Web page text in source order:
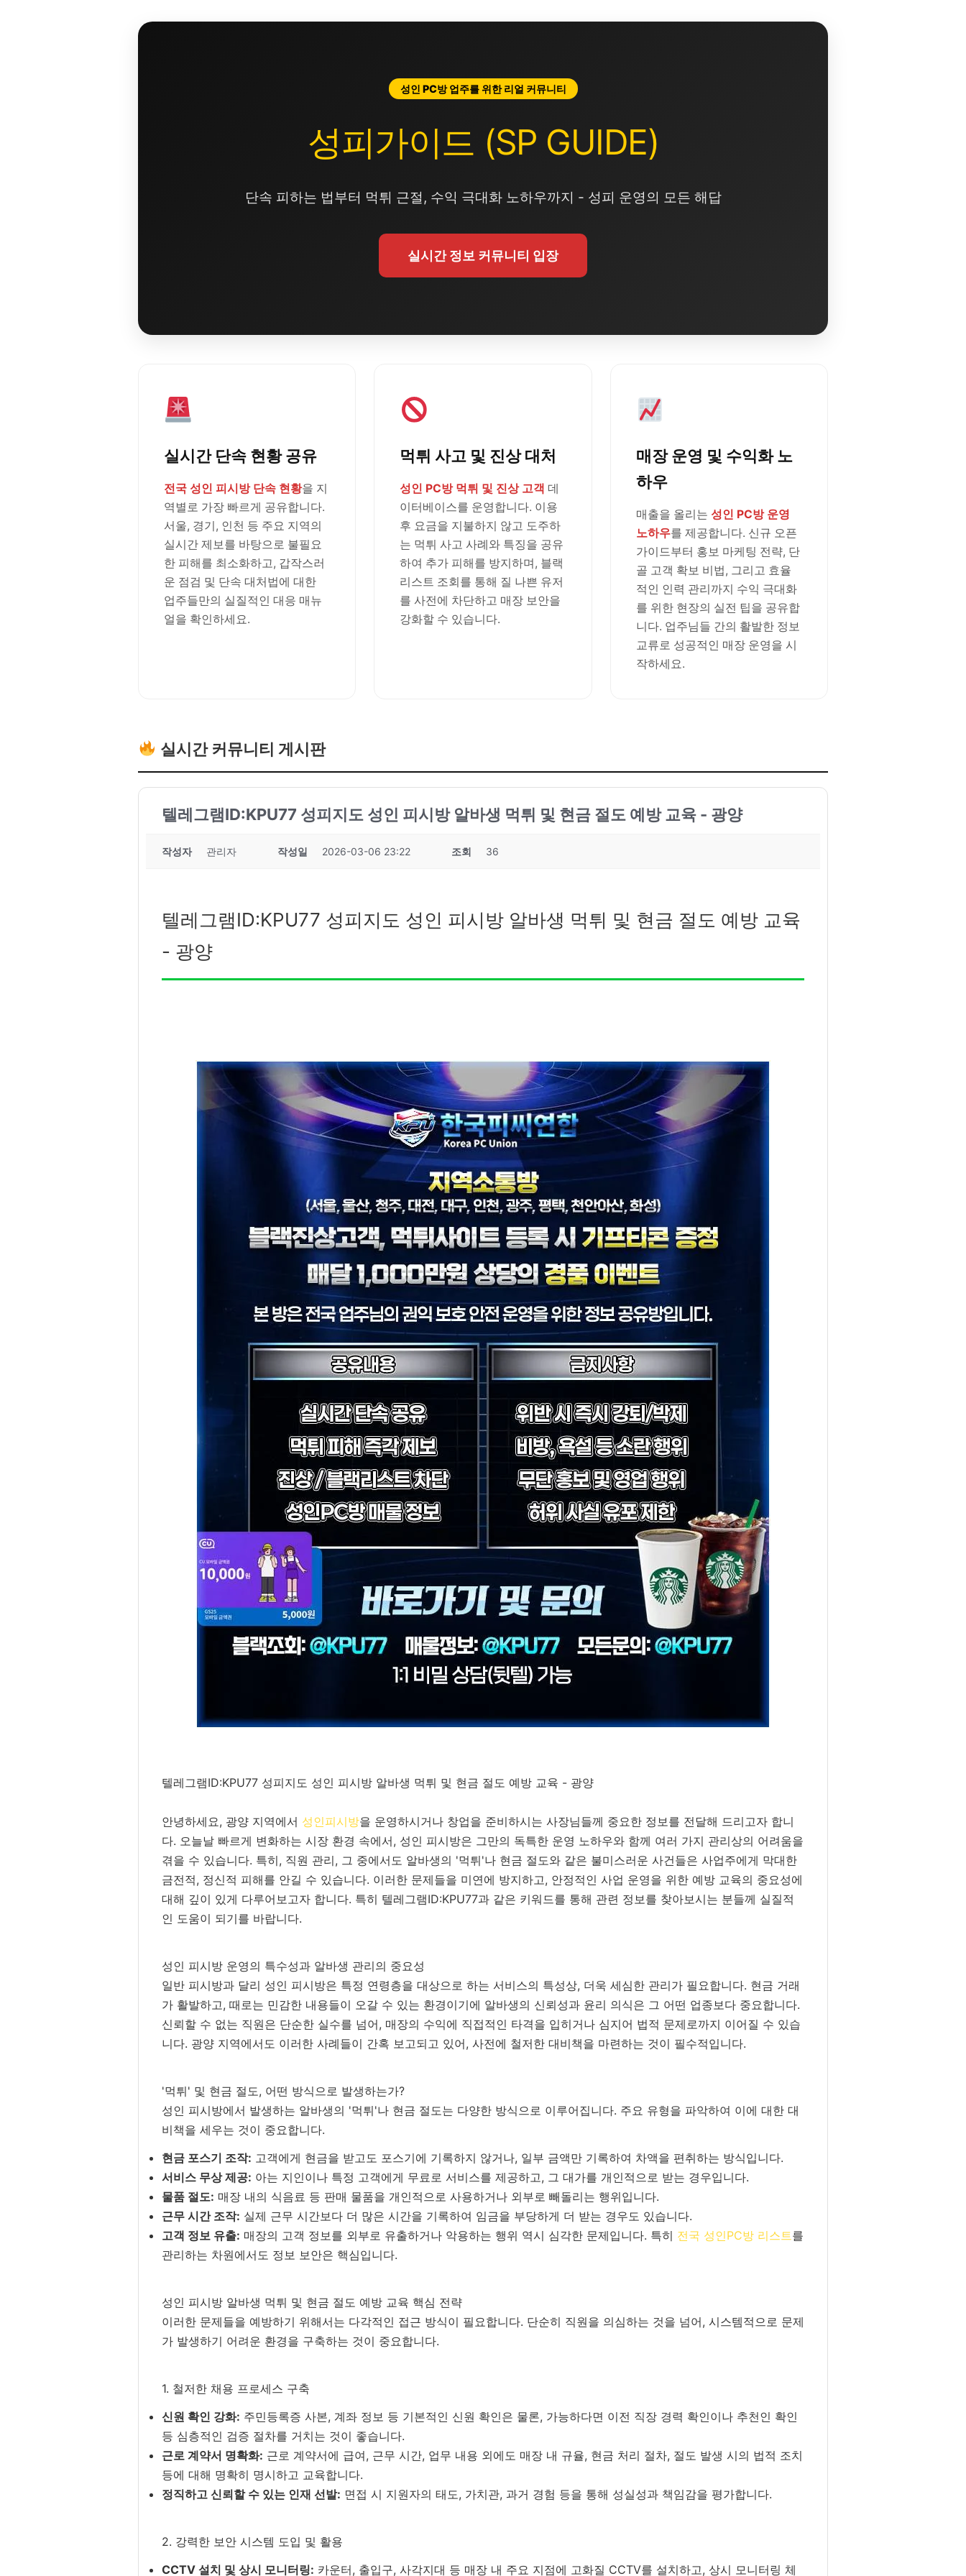
성인 PC방 업주를 위한 리얼 커뮤니티
성피가이드 (SP GUIDE)
단속 피하는 법부터 먹튀 근절, 수익 극대화 노하우까지 - 성피 운영의 모든 해답
실시간 정보 커뮤니티 입장
실시간 단속 현황 공유
전국 성인 피시방 단속 현황을 지
역별로 가장 빠르게 공유합니다.
서울, 경기, 인천 등 주요 지역의
실시간 제보를 바탕으로 불필요
한 피해를 최소화하고, 갑작스러
운 점검 및 단속 대처법에 대한
업주들만의 실질적인 대응 매뉴
얼을 확인하세요.
먹튀 사고 및 진상 대처
성인 PC방 먹튀 및 진상 고객 데
이터베이스를 운영합니다. 이용
후 요금을 지불하지 않고 도주하
는 먹튀 사고 사례와 특징을 공유
하여 추가 피해를 방지하며, 블랙
리스트 조회를 통해 질 나쁜 유저
를 사전에 차단하고 매장 보안을
강화할 수 있습니다.
매장 운영 및 수익화 노
하우
매출을 올리는 성인 PC방 운영
노하우를 제공합니다. 신규 오픈
가이드부터 홍보 마케팅 전략, 단
골 고객 확보 비법, 그리고 효율
적인 인력 관리까지 수익 극대화
를 위한 현장의 실전 팁을 공유합
니다. 업주님들 간의 활발한 정보
교류로 성공적인 매장 운영을 시
작하세요.
실시간 커뮤니티 게시판
텔레그램ID:KPU77 성피지도 성인 피시방 알바생 먹튀 및 현금 절도 예방 교육 - 광양
작성자 관리자 작성일 2026-03-06 23:22 조회 36
텔레그램ID:KPU77 성피지도 성인 피시방 알바생 먹튀 및 현금 절도 예방 교육
- 광양
텔레그램ID:KPU77 성피지도 성인 피시방 알바생 먹튀 및 현금 절도 예방 교육 - 광양
안녕하세요, 광양 지역에서 성인피시방을 운영하시거나 창업을 준비하시는 사장님들께 중요한 정보를 전달해 드리고자 합니
다. 오늘날 빠르게 변화하는 시장 환경 속에서, 성인 피시방은 그만의 독특한 운영 노하우와 함께 여러 가지 관리상의 어려움을
겪을 수 있습니다. 특히, 직원 관리, 그 중에서도 알바생의 '먹튀'나 현금 절도와 같은 불미스러운 사건들은 사업주에게 막대한
금전적, 정신적 피해를 안길 수 있습니다. 이러한 문제들을 미연에 방지하고, 안정적인 사업 운영을 위한 예방 교육의 중요성에
대해 깊이 있게 다루어보고자 합니다. 특히 텔레그램ID:KPU77과 같은 키워드를 통해 관련 정보를 찾아보시는 분들께 실질적
인 도움이 되기를 바랍니다.
성인 피시방 운영의 특수성과 알바생 관리의 중요성
일반 피시방과 달리 성인 피시방은 특정 연령층을 대상으로 하는 서비스의 특성상, 더욱 세심한 관리가 필요합니다. 현금 거래
가 활발하고, 때로는 민감한 내용들이 오갈 수 있는 환경이기에 알바생의 신뢰성과 윤리 의식은 그 어떤 업종보다 중요합니다.
신뢰할 수 없는 직원은 단순한 실수를 넘어, 매장의 수익에 직접적인 타격을 입히거나 심지어 법적 문제로까지 이어질 수 있습
니다. 광양 지역에서도 이러한 사례들이 간혹 보고되고 있어, 사전에 철저한 대비책을 마련하는 것이 필수적입니다.
'먹튀' 및 현금 절도, 어떤 방식으로 발생하는가?
성인 피시방에서 발생하는 알바생의 '먹튀'나 현금 절도는 다양한 방식으로 이루어집니다. 주요 유형을 파악하여 이에 대한 대
비책을 세우는 것이 중요합니다.
현금 포스기 조작: 고객에게 현금을 받고도 포스기에 기록하지 않거나, 일부 금액만 기록하여 차액을 편취하는 방식입니다.
서비스 무상 제공: 아는 지인이나 특정 고객에게 무료로 서비스를 제공하고, 그 대가를 개인적으로 받는 경우입니다.
물품 절도: 매장 내의 식음료 등 판매 물품을 개인적으로 사용하거나 외부로 빼돌리는 행위입니다.
근무 시간 조작: 실제 근무 시간보다 더 많은 시간을 기록하여 임금을 부당하게 더 받는 경우도 있습니다.
고객 정보 유출: 매장의 고객 정보를 외부로 유출하거나 악용하는 행위 역시 심각한 문제입니다. 특히 전국 성인PC방 리스트를
관리하는 차원에서도 정보 보안은 핵심입니다.
성인 피시방 알바생 먹튀 및 현금 절도 예방 교육 핵심 전략
이러한 문제들을 예방하기 위해서는 다각적인 접근 방식이 필요합니다. 단순히 직원을 의심하는 것을 넘어, 시스템적으로 문제
가 발생하기 어려운 환경을 구축하는 것이 중요합니다.
1. 철저한 채용 프로세스 구축
신원 확인 강화: 주민등록증 사본, 계좌 정보 등 기본적인 신원 확인은 물론, 가능하다면 이전 직장 경력 확인이나 추천인 확인
등 심층적인 검증 절차를 거치는 것이 좋습니다.
근로 계약서 명확화: 근로 계약서에 급여, 근무 시간, 업무 내용 외에도 매장 내 규율, 현금 처리 절차, 절도 발생 시의 법적 조치
등에 대해 명확히 명시하고 교육합니다.
정직하고 신뢰할 수 있는 인재 선발: 면접 시 지원자의 태도, 가치관, 과거 경험 등을 통해 성실성과 책임감을 평가합니다.
2. 강력한 보안 시스템 도입 및 활용
CCTV 설치 및 상시 모니터링: 카운터, 출입구, 사각지대 등 매장 내 주요 지점에 고화질 CCTV를 설치하고, 상시 모니터링 체